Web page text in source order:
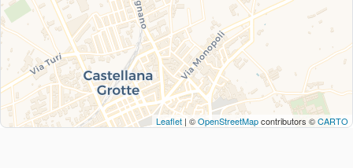
Leaflet | ©OpenStreetMapcontributors ©CARTO